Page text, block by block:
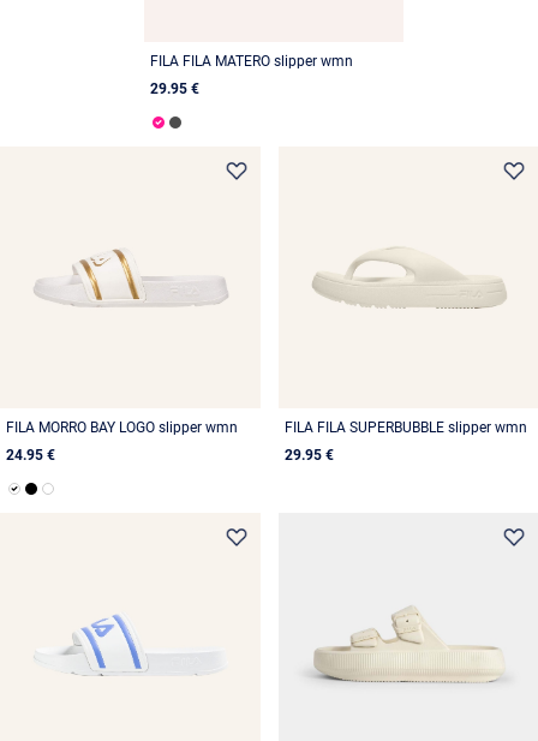
FILA FILA MATERO slipper wmn
29.95 €
FILA MORRO BAY LOGO slipper wmn
24.95 €
FILA FILA SUPERBUBBLE slipper wmn
29.95 €